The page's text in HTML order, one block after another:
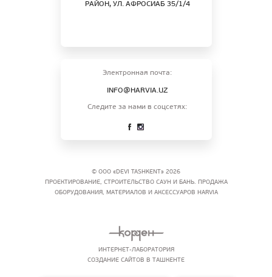
РАЙОН, УЛ. АФРОСИАБ 35/1/4
Электронная почта:
INFO@HARVIA.UZ
Следите за нами в соцсетях:
© ООО «DEVI TASHKENT» 2026
ПРОЕКТИРОВАНИЕ, СТРОИТЕЛЬСТВО САУН И БАНЬ. ПРОДАЖА
ОБОРУДОВАНИЯ, МАТЕРИАЛОВ И АКСЕССУАРОВ HARVIA
ИНТЕРНЕТ-ЛАБОРАТОРИЯ
СОЗДАНИЕ САЙТОВ В ТАШКЕНТЕ